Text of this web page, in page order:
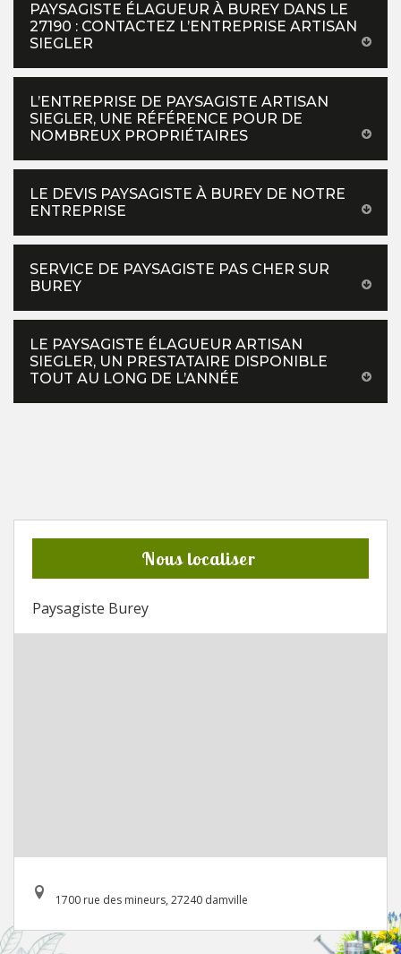
PAYSAGISTE ÉLAGUEUR À BUREY DANS LE
27190 : CONTACTEZ L’ENTREPRISE ARTISAN
SIEGLER
L’ENTREPRISE DE PAYSAGISTE ARTISAN
SIEGLER, UNE RÉFÉRENCE POUR DE
NOMBREUX PROPRIÉTAIRES
LE DEVIS PAYSAGISTE À BUREY DE NOTRE
ENTREPRISE
SERVICE DE PAYSAGISTE PAS CHER SUR
BUREY
LE PAYSAGISTE ÉLAGUEUR ARTISAN
SIEGLER, UN PRESTATAIRE DISPONIBLE
TOUT AU LONG DE L’ANNÉE
Nous localiser
Paysagiste Burey
1700 rue des mineurs, 27240 damville